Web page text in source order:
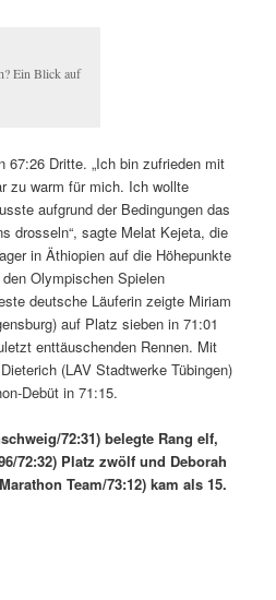
Ein Blick auf
67:26 Dritte. „Ich bin zufrieden mit
zu warm für mich. Ich wollte
aufgrund der Bedingungen das
drosseln“, sagte Melat Kejeta, die
in Äthiopien auf die Höhepunkte
Olympischen Spielen
deutsche Läuferin zeigte Miriam
auf Platz sieben in 71:01
enttäuschenden Rennen. Mit
(LAV Stadtwerke Tübingen)
Debüt in 71:15.
72:31) belegte Rang elf,
72:32) Platz zwölf und Deborah
Team/73:12) kam als 15.